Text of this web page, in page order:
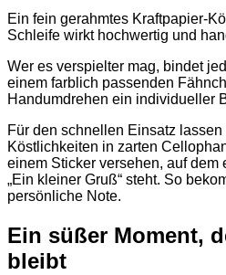
Ein fein gerahmtes Kraftpapier-
Schleife wirkt hochwertig und
Wer es verspielter mag, bindet
einem farblich passenden
Handumdrehen ein individueller
Für den schnellen Einsatz
Köstlichkeiten in zarten
einem Sticker versehen, auf dem
„Ein kleiner Gruß“ steht. So
persönliche Note.
Ein süßer Moment,
bleibt